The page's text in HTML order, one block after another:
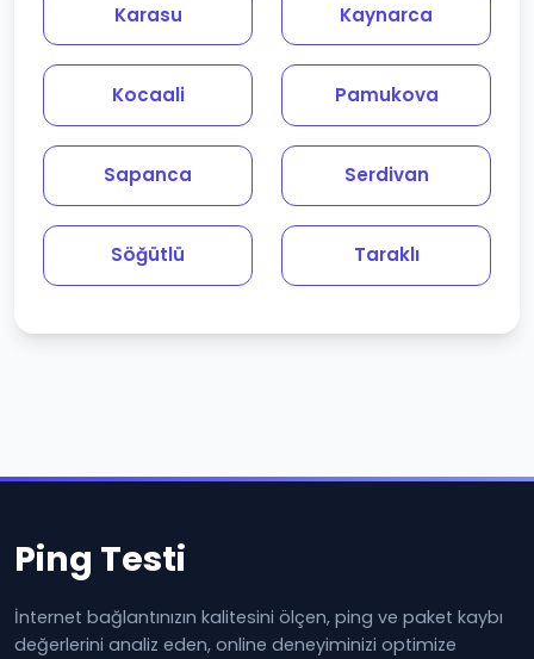
Karasu Kaynarca
Kocaali Pamukova
Sapanca Serdivan
Söğütlü Taraklı
Ping Testi
İnternet bağlantınızın kalitesini ölçen, ping ve paket kaybı
değerlerini analiz eden, online deneyiminizi optimize